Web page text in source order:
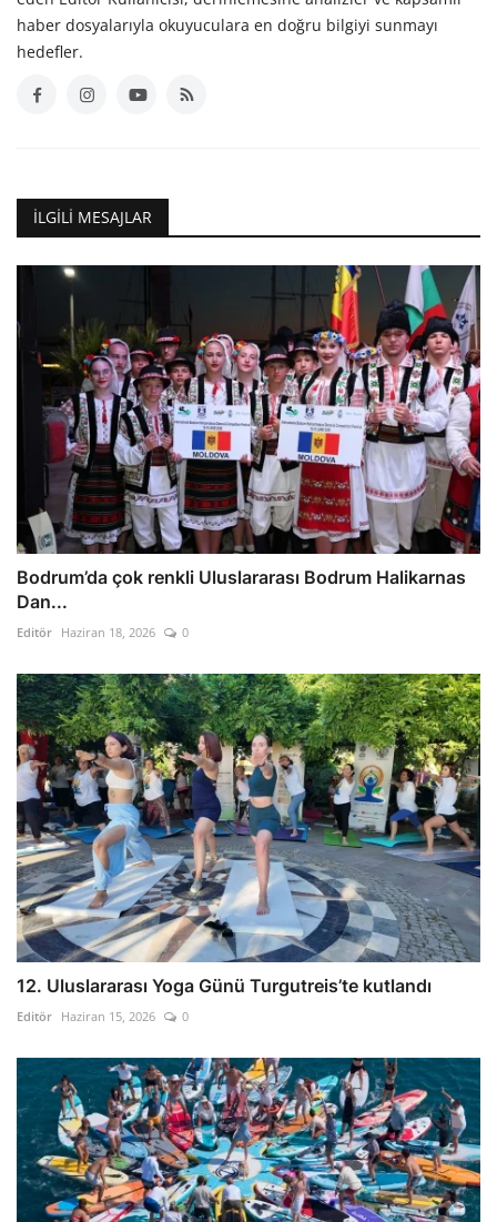
haber dosyalarıyla okuyuculara en doğru bilgiyi sunmayı
hedefler.
İLGILI MESAJLAR
Bodrum’da çok renkli Uluslararası Bodrum Halikarnas
Dan...
Editör Haziran 18, 2026 0
12. Uluslararası Yoga Günü Turgutreis’te kutlandı
Editör Haziran 15, 2026 0